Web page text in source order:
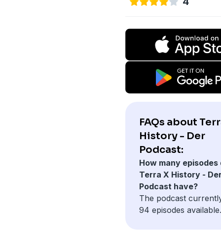
FAQs about
History - Der
Podcast:
How many episodes
Terra X History - Der
Podcast have?
The podcast
94 episodes available.